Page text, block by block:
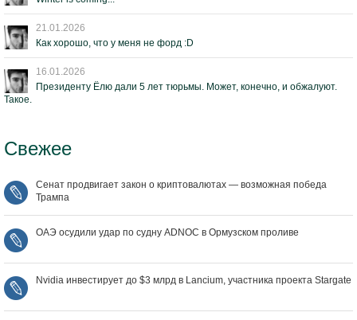
21.01.2026
Как хорошо, что у меня не форд :D
16.01.2026
Президенту Ёлю дали 5 лет тюрьмы. Может, конечно, и обжалуют.
Такое.
Свежее
Сенат продвигает закон о криптовалютах — возможная победа
Трампа
ОАЭ осудили удар по судну ADNOC в Ормузском проливе
Nvidia инвестирует до $3 млрд в Lancium, участника проекта Stargate